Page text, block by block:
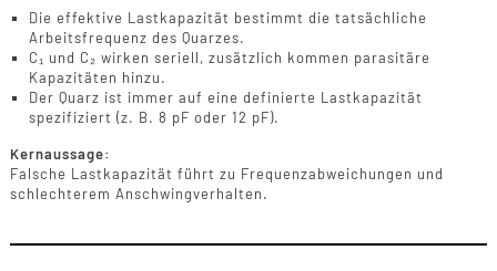
Die effektive Lastkapazität bestimmt die tatsächliche
Arbeitsfrequenz des Quarzes.
C₁ und C₂ wirken seriell, zusätzlich kommen parasitäre
Kapazitäten hinzu.
Der Quarz ist immer auf eine definierte Lastkapazität
spezifiziert (z. B. 8 pF oder 12 pF).
Kernaussage:
Falsche Lastkapazität führt zu Frequenzabweichungen und
schlechterem Anschwingverhalten.